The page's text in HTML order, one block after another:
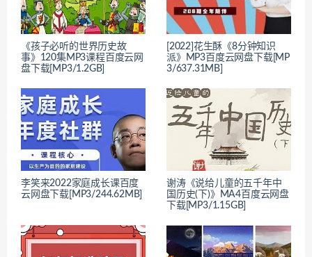
《孩子必听的世界历史故
事》120集MP3课程百度云网
盘下载[MP3/1.2GB]
[2022]花生酥《8分钟知识
派》MP3百度云网盘下载[MP
3/637.31MB]
李笑来2022家庭成长课百度
云网盘下载[MP3/244.62MB]
谢涛《说给儿童的五千年中
国历史(下)》MA4百度云网盘
下载[MP3/1.15GB]